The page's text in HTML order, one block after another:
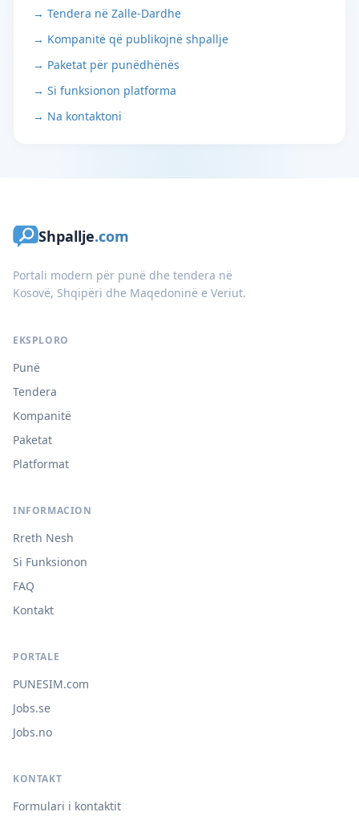
→ Tendera në Zalle-Dardhe
→ Kompanitë që publikojnë shpallje
→ Paketat për punëdhënës
→ Si funksionon platforma
→ Na kontaktoni
Shpallje.com
Portali modern për punë dhe tendera në
Kosovë, Shqipëri dhe Maqedoninë e Veriut.
EKSPLORO
Punë
Tendera
Kompanitë
Paketat
Platformat
INFORMACION
Rreth Nesh
Si Funksionon
FAQ
Kontakt
PORTALE
PUNESIM.com
Jobs.se
Jobs.no
KONTAKT
Formulari i kontaktit